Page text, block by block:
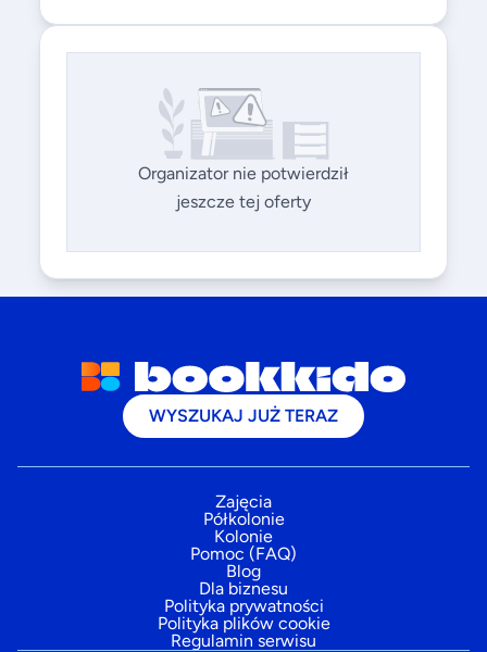
Organizator nie potwierdził
jeszcze tej oferty
WYSZUKAJ JUŻ TERAZ
Zajęcia
Półkolonie
Kolonie
Pomoc (FAQ)
Blog
Dla biznesu
Polityka prywatności
Polityka plików cookie
Regulamin serwisu